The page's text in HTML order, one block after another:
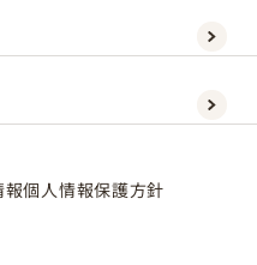
報個人情報保護方針